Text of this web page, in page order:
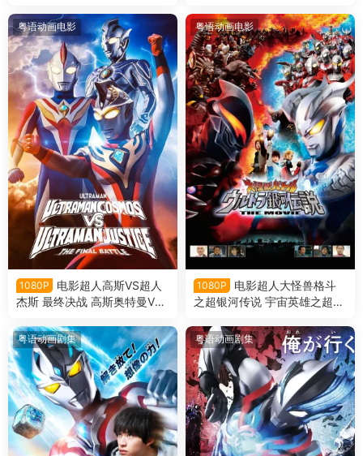
眼巨人赛罗粤语版
粤语动画电影
1080P
电影超人高斯VS超人
杰斯 最终决战 高斯奥特曼VS
之战粤语版
粤语动画电影
1080P
电影超人大怪兽格斗
之超银河传说 宇宙英雄之超银
粤语动画剧集 粤语动画剧集